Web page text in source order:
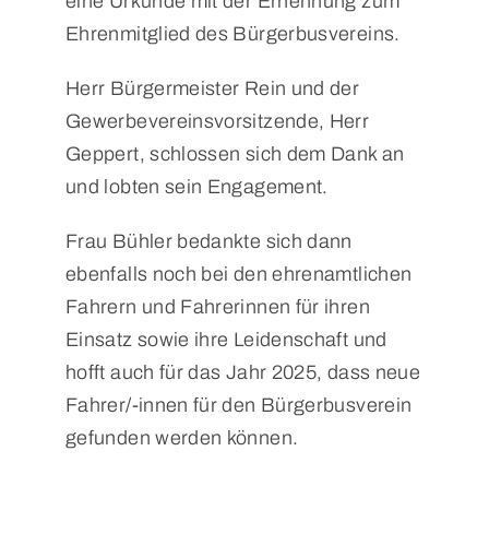
Ehrenmitglied des Bürgerbusvereins.
Herr Bürgermeister Rein und der
Gewerbevereinsvorsitzende, Herr
Geppert, schlossen sich dem Dank an
und lobten sein Engagement.
Frau Bühler bedankte sich dann
ebenfalls noch bei den ehrenamtlichen
Fahrern und Fahrerinnen für ihren
Einsatz sowie ihre Leidenschaft und
hofft auch für das Jahr 2025, dass neue
Fahrer/-innen für den Bürgerbusverein
gefunden werden können.